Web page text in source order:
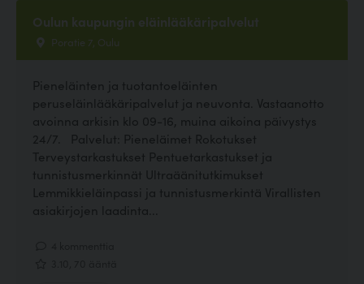
Oulun kaupungin eläinlääkäripalvelut
Poratie 7, Oulu
Pieneläinten ja tuotantoeläinten
peruseläinlääkäripalvelut ja neuvonta. Vastaanotto
avoinna arkisin klo 09-16, muina aikoina päivystys
24/7. Palvelut: Pieneläimet Rokotukset
Terveystarkastukset Pentuetarkastukset ja
tunnistusmerkinnät Ultraäänitutkimukset
Lemmikkieläinpassi ja tunnistusmerkintä Virallisten
asiakirjojen laadinta...